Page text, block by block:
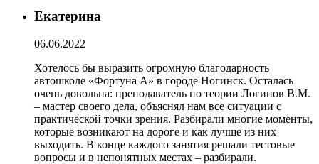
Екатерина
06.06.2022
Хотелось бы выразить огромную благодарность
автошколе «Фортуна А» в городе Ногинск. Осталась
очень довольна: преподаватель по теории Логинов В.М.
– мастер своего дела, объяснял нам все ситуации с
практической точки зрения. Разбирали многие моменты,
которые возникают на дороге и как лучше из них
выходить. В конце каждого занятия решали тестовые
вопросы и в непонятных местах – разбирали.